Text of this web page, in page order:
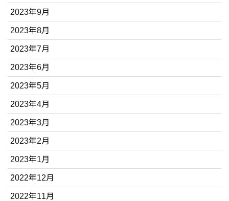
2023年9月
2023年8月
2023年7月
2023年6月
2023年5月
2023年4月
2023年3月
2023年2月
2023年1月
2022年12月
2022年11月